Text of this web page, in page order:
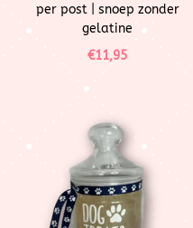
per post | snoep zonder
gelatine
€11,95